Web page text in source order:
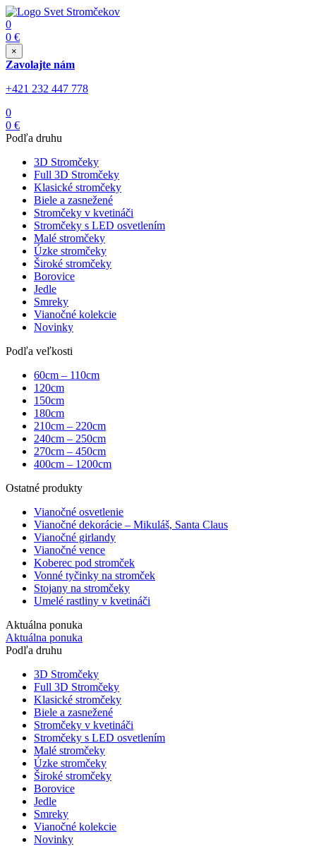
0
0 €
×
Zavolajte nám
+421 232 447 778
0
0 €
Podľa druhu
3D Stromčeky
Full 3D Stromčeky
Klasické stromčeky
Biele a zasnežené
Stromčeky v kvetináči
Stromčeky s LED osvetlením
Malé stromčeky
Úzke stromčeky
Široké stromčeky
Borovice
Jedle
Smreky
Vianočné kolekcie
Novinky
Podľa veľkosti
60cm – 110cm
120cm
150cm
180cm
210cm – 220cm
240cm – 250cm
270cm – 450cm
400cm – 1200cm
Ostatné produkty
Vianočné osvetlenie
Vianočné dekorácie – Mikuláš, Santa Claus
Vianočné girlandy
Vianočné vence
Koberec pod stromček
Vonné tyčinky na stromček
Stojany na stromčeky
Umelé rastliny v kvetináči
Aktuálna ponuka
Aktuálna ponuka
Podľa druhu
3D Stromčeky
Full 3D Stromčeky
Klasické stromčeky
Biele a zasnežené
Stromčeky v kvetináči
Stromčeky s LED osvetlením
Malé stromčeky
Úzke stromčeky
Široké stromčeky
Borovice
Jedle
Smreky
Vianočné kolekcie
Novinky